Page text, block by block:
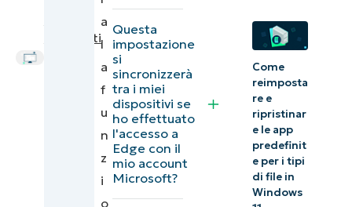
Cavalletti
problemi
più comuni
Massimizza
l’ampia
configurazione
con NinjaOne
Controllo
della
a
l
a
f
u
n
z
i
o
Questa
impostazione
si
sincronizzerà
tra i miei
dispositivi se
ho effettuato
l'accesso a
Edge con il
mio account
Microsoft?
Come
reimposta
re e
ripristinar
e le app
predefinit
e per i tipi
di file in
Windows